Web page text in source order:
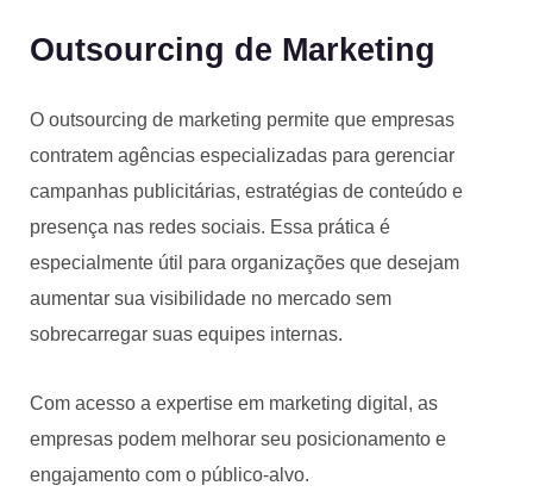
Outsourcing de Marketing
O outsourcing de marketing permite que empresas
contratem agências especializadas para gerenciar
campanhas publicitárias, estratégias de conteúdo e
presença nas redes sociais. Essa prática é
especialmente útil para organizações que desejam
aumentar sua visibilidade no mercado sem
sobrecarregar suas equipes internas.
Com acesso a expertise em marketing digital, as
empresas podem melhorar seu posicionamento e
engajamento com o público-alvo.